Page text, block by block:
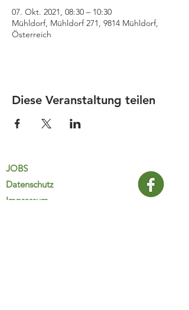
07. Okt. 2021, 08:30 – 10:30
Mühldorf, Mühldorf 271, 9814 Mühldorf,
Österreich
Diese Veranstaltung teilen
JOBS
Datenschutz
Impressum